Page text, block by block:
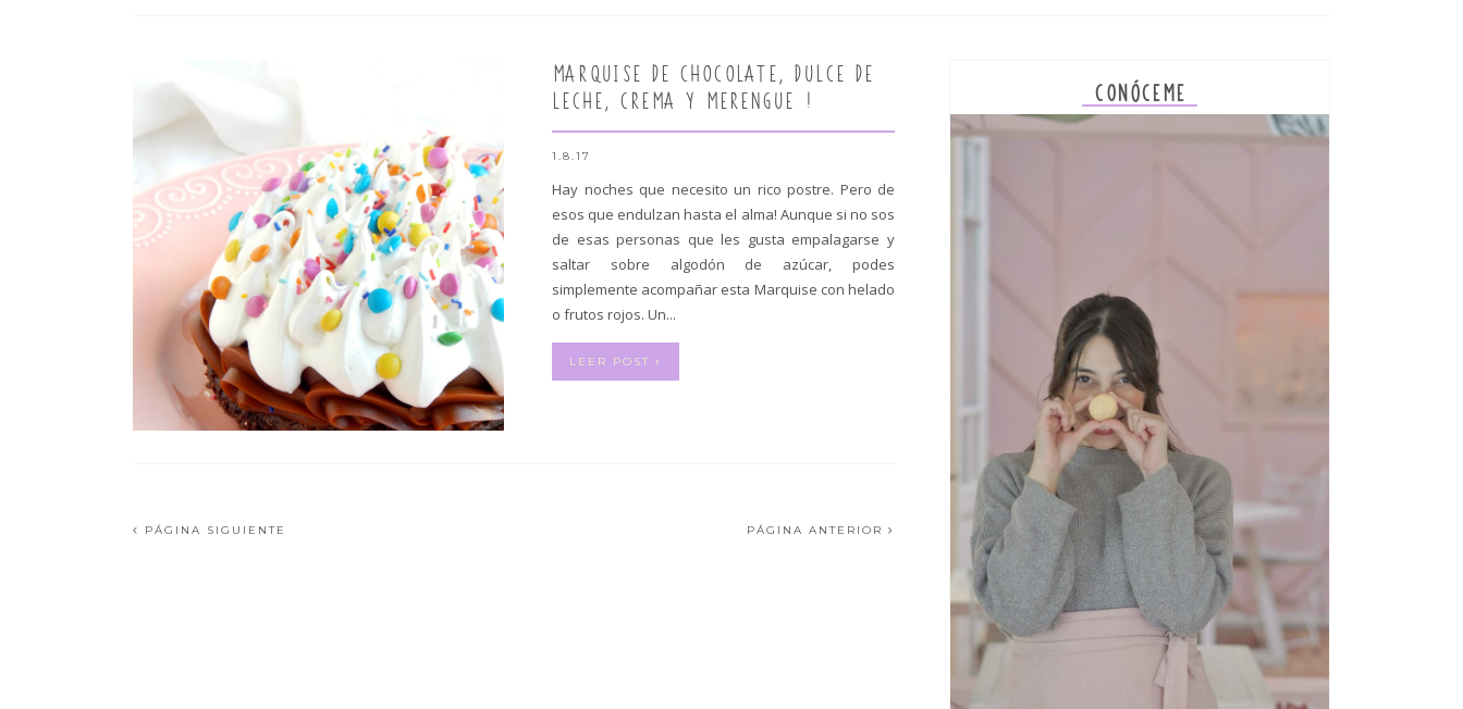
MARQUISE DE CHOCOLATE, DULCE DE
LECHE, CREMA Y MERENGUE !
1.8.17
Hay noches que necesito un rico postre. Pero de
esos que endulzan hasta el alma! Aunque si no sos
de esas personas que les gusta empalagarse y
saltar sobre algodón de azúcar, podes
simplemente acompañar esta Marquise con helado
o frutos rojos. Un...
LEER POST
PÁGINA SIGUIENTE PÁGINA ANTERIOR
CONÓCEME